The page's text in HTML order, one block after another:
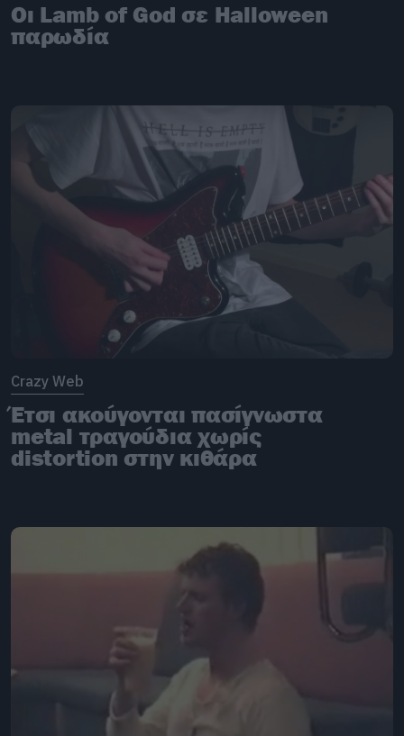
Οι Lamb of God σε Halloween
παρωδία
Crazy Web
Έτσι ακούγονται πασίγνωστα
metal τραγούδια χωρίς
distortion στην κιθάρα